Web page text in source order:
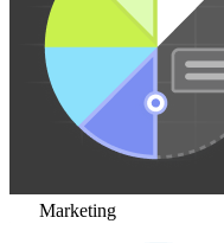
Marketing